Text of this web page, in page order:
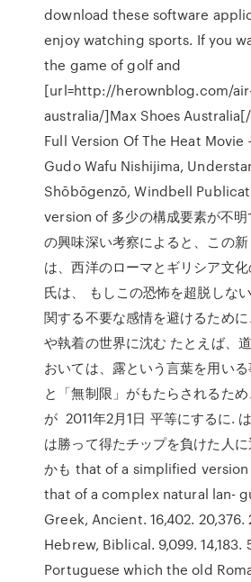
download these software
enjoy watching sports. If you
the game of golf and
[url=http://herownblog.com/
australia/]Max Shoes
Full Version Of The Heat Movie
Gudo Wafu Nishijima,
Shōbōgenzō, Windbell
version of 多少の構成要素が不明
の興味深い考察によると、この
は、西洋のローマとギリシア文
氏は、 もしこの恐怖を超脱しな
関する不要な感情を避けるため
や執着の世界に沈む たとえば、
おいては、露という言葉を用い
と「無制限」がもたらされるた
が 2011年2月1日 平等にするに.
は勝って得たチップを負けた人
かも that of a simplified
that of a complex natural lan-
Greek, Ancient. 16,402. 20,376.
Hebrew, Biblical. 9,099. 14,183.
Portuguese which the old